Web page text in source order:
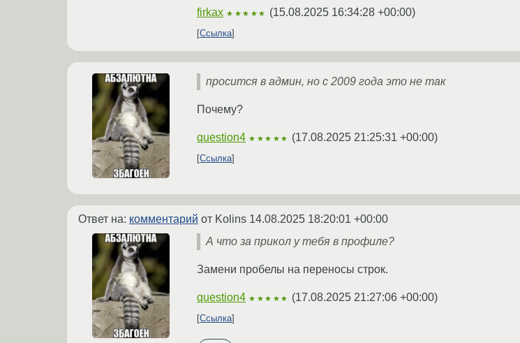
firkax ★★★★★ (15.08.2025 16:34:28 +00:00)
Ссылка
просится в админ, но с 2009 года это не так
Почему?
question4 ★★★★★ (17.08.2025 21:25:31 +00:00)
Ссылка
Ответ на: комментарий от Kolins 14.08.2025 18:20:01 +00:00
А что за прикол у тебя в профиле?
Замени пробелы на переносы строк.
question4 ★★★★★ (17.08.2025 21:27:06 +00:00)
Ссылка